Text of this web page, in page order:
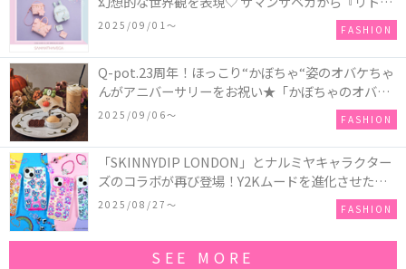
ツインスターズ』50周年アニバーサリーイヤー』を
2025/09/01〜 FASHION
Q-pot.23周年！ほっこり“かぼちゃ“姿のオバケちゃ
んがアニバーサリーをお祝い★「かぼちゃのオバケ
ーキアクセサリー」が新発売！Q-pot CAFE.では
「かぼちゃのオバケーキプレート」も登場
2025/09/06〜 FASHION
「SKINNYDIP LONDON」とナルミヤキャラクター
ズのコラボが再び登場！Y2Kムードを進化させた新
作コレクションを発売♪
2025/08/27〜 FASHION
SEE MORE